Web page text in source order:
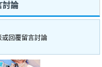
討論
或回覆留言討論